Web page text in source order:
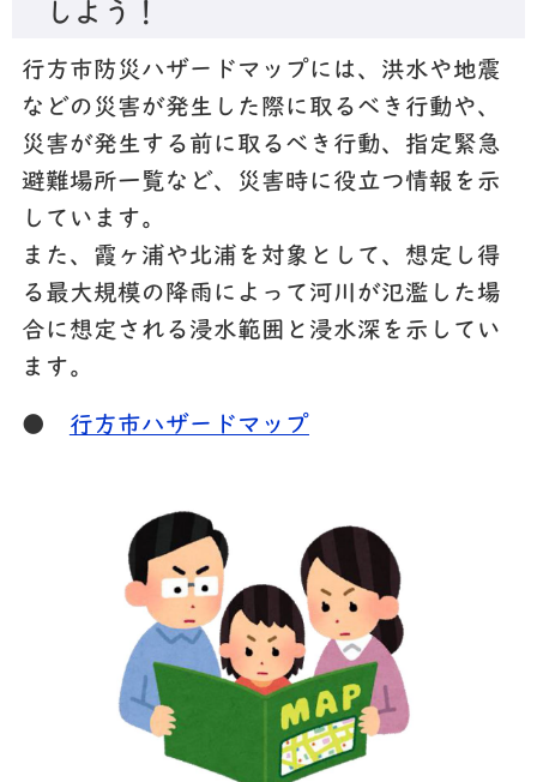
しよう！
行方市防災ハザードマップには、洪水や地震
などの災害が発生した際に取るべき行動や、
災害が発生する前に取るべき行動、指定緊急
避難場所一覧など、災害時に役立つ情報を示
しています。
また、霞ヶ浦や北浦を対象として、想定し得
る最大規模の降雨によって河川が氾濫した場
合に想定される浸水範囲と浸水深を示してい
ます。
● 行方市ハザードマップ